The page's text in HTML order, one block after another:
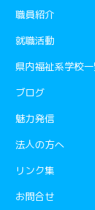
職員紹介
就職活動
県内福祉系学校
ブログ
魅力発信
法人の方へ
リンク集
お問合せ